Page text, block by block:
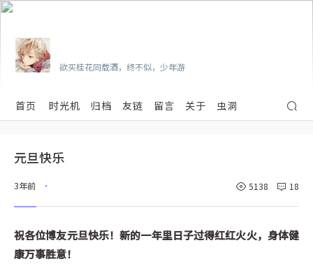
欲买桂花同载酒，终不似，少年游
首页 时光机 归档 友链 留言 关于 虫洞
元旦快乐
3年前 • 5138 18
祝各位博友元旦快乐！新的一年里日子过得红红火火，身体健
康万事胜意！